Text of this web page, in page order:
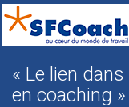
« Le lien
en coaching